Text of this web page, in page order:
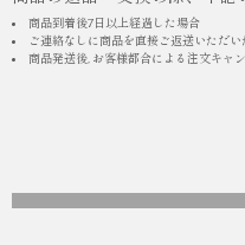
商品到着後7日以上経過した場合
ご連絡なしに商品を直接ご返送いただい
商品発送後, お客様都合による注文キャ